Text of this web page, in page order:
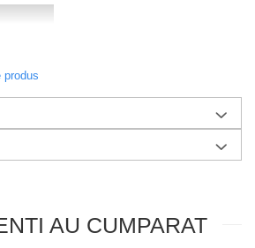
produs
AU CUMPARAT